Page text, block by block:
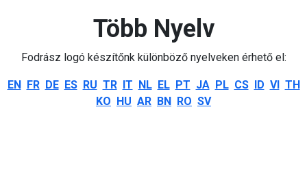
Több Nyelv
Fodrász logó készítőnk különböző nyelveken érhető el:
EN FR DE ES RU TR IT NL EL PT JA PL CS ID VI TH
KO HU AR BN RO SV